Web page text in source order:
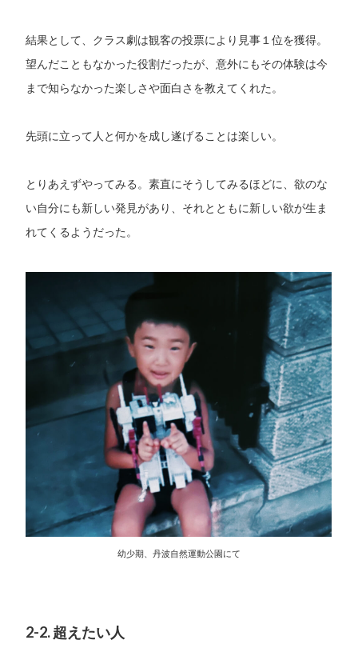
結果として、クラス劇は観客の投票により見事１位を獲得。
望んだこともなかった役割だったが、意外にもその体験は今
まで知らなかった楽しさや面白さを教えてくれた。
先頭に立って人と何かを成し遂げることは楽しい。
とりあえずやってみる。素直にそうしてみるほどに、欲のな
い自分にも新しい発見があり、それとともに新しい欲が生ま
れてくるようだった。
幼少期、丹波自然運動公園にて
2-2. 超えたい人